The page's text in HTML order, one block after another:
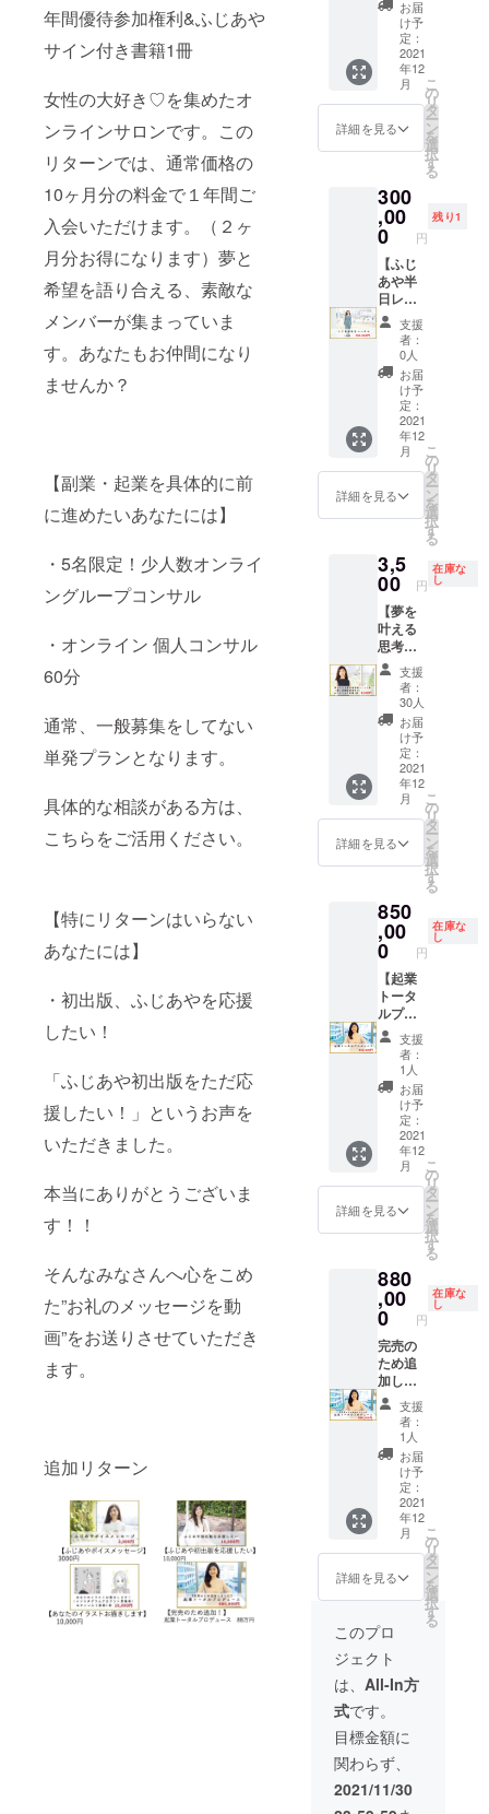
年間優待参加権利&ふじあや
サイン付き書籍1冊
女性の大好き♡を集めたオ
ンラインサロンです。この
リターンでは、通常価格の
10ヶ月分の料金で１年間ご
入会いただけます。（２ヶ
月分お得になります）夢と
希望を語り合える、素敵な
メンバーが集まっていま
す。あなたもお仲間になり
ませんか？
【副業・起業を具体的に前
に進めたいあなたには】
・5名限定！少人数オンライ
ングループコンサル
・オンライン 個人コンサル
60分
通常、一般募集をしてない
単発プランとなります。
具体的な相談がある方は、
こちらをご活用ください。
【特にリターンはいらない
あなたには】
・初出版、ふじあやを応援
したい！
「ふじあや初出版をただ応
援したい！」というお声を
いただきました。
本当にありがとうございま
す！！
そんなみなさんへ心をこめ
た”お礼のメッセージを動
画”をお送りさせていただき
ます。
追加リターン
お電話
をさせ
ていた
だく日
時を
メール
にてご
連絡さ
せてい
ます。
て15分
お礼の
個別
メッ
セー
ジ】
・新刊
「ファ
ンは少
うが稼
げま
す」100
冊。 ・
ふじあ
や直筆
サイン
入り。
をお送
りしま
す。 ・
お電話
をさせ
ていた
だく日
時を
メール
にてご
連絡さ
せてい
ます。
お届
け予
定：
2021
年12
月
詳細を見る
こ
の
リ
タ
ー
ン
を
選
択
す
る
300
,00
0 円
残り1
【ふじ
あや半
日レン
タル
３時
間】 ふ
じあや
と３時
間一緒
に過ご
せる権
利で
す。☆
女性限
定。男
性は直
ある方
のみ購
入いた
だけま
す。 活
用例）
ランチ
をした
り、
ショッ
ピング
した
り、カ
フェで
おしゃ
べりし
たり、
巡った
り。お
悩み相
談、ビ
ジネス
相談な
どもし
ていた
だけま
す。 ※
国内で
あれば
待ち合
わせ場
所まで
の交通
費込
み。 ※3
移動を
伴う場
合は各
自費用
負担。
※内容は
双方合
意の
上、事
前に決
定。 ※
公共の
場所に
てお会
いしま
す。 有
効期
限：
4月末ま
で ※緊
急事態
宣言等
で状況
が大き
く変わ
る場
合、期
限延期
となる
可能性
支援
者：
0人
お届
け予
定：
2021
年12
月
詳細を見る
こ
の
リ
タ
ー
ン
を
選
択
す
る
3,5
00 円
在庫な
し
【夢を
叶える
思考整
理術
ノート1
冊（使
い方解
説動画
付き）
＆ふじ
あやサ
イン付
き書籍1
冊】 ・
初著書
「ファ
ないほ
うが稼
げま
す」１
冊。 ・
ふじあ
や直筆
サイン
入り。
・夢を
叶える
思考整
理術
ノート1
（2000
円相
当）。
使い方
解説動
き。 ＊
ふじあ
やが夢
を叶え
るにあ
たって
実践し
ていた
ワーク
の内容
を１冊
のノー
トにま
とめま
した！
「叶え
たいこ
とはあ
るけ
ど、な
んだか
モヤモ
ヤす
る・不
安を感
じる・
焦って
しま
う・・
・」そ
んなと
支援
者：
30人
お届
け予
定：
2021
年12
月
詳細を見る
こ
の
リ
タ
ー
ン
を
選
択
す
る
850
,00
0 円
在庫な
し
【起業
トータ
ルプロ
デュー
ス】 ふ
じあや
が個別
にあな
たの起
業をプ
デュー
ス。 方
向性相
談、ブ
ラン
グ、
SNS発
信添
削、商
品設
計、集
客まで
をサ
ポート
しま
す。 12
月から
の4ヶ月
間、月
に2回の
オンラ
イン
ミー
ティン
グ実
施。 日
頃の質
問は、
グルー
プ
チャッ
トでご
相談い
ただけ
ます。
支援
者：
1人
お届
け予
定：
2021
年12
月
詳細を見る
こ
の
リ
タ
ー
ン
を
選
択
す
る
880
,00
0 円
在庫な
し
完売の
ため追
加しま
した！
【起業
トータ
ルプロ
デュー
ス＋書
籍10
冊】 ふ
じあや
が個別
にあな
たの起
業をプ
ロ
デュー
ス。 方
向性相
談、ブ
ラン
ディン
グ、
SNS発
信添
削、商
支援
者：
1人
お届
け予
定：
2021
年12
月
詳細を見る
こ
の
リ
タ
ー
ン
を
選
択
す
る
このプロ
ジェクト
は、 All-In方
式です。
目標金額に
関わらず、
2021/11/30